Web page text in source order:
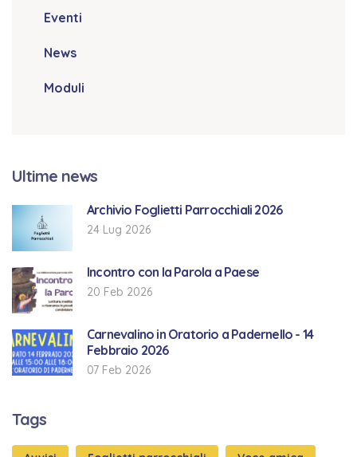
Eventi
News
Moduli
Ultime news
Archivio Foglietti Parrocchiali 2026
24 Lug 2026
Incontro con la Parola a Paese
20 Feb 2026
Carnevalino in Oratorio a Padernello - 14
Febbraio 2026
07 Feb 2026
Tags